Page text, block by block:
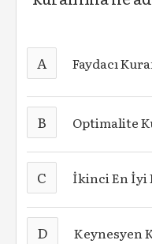
A Faydacı
B Optimalite
C İkinci En İyi
D Keynesyen